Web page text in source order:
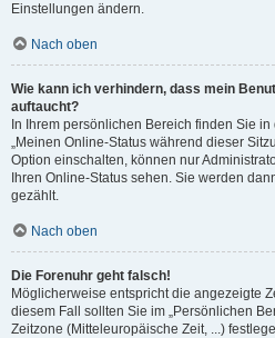
Einstellungen ändern.
Nach oben
Wie kann ich verhindern, dass mein
auftaucht?
In Ihrem persönlichen Bereich finden Sie
„Meinen Online-Status während dieser
Option einschalten, können nur
Ihren Online-Status sehen. Sie werden
gezählt.
Nach oben
Die Forenuhr geht falsch!
Möglicherweise entspricht die angezeigte
diesem Fall sollten Sie im „Persönlichen
Zeitzone (Mitteleuropäische Zeit, ...)